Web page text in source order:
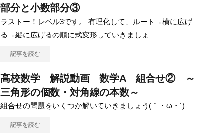
部分と小数部分③
ラストー！レベル3です。 有理化して、ルート→横に広げ
る→縦に広げるの順に式変形していきましょ
記事を読む
高校数学 解説動画 数学A 組合せ② ～
三角形の個数・対角線の本数～
組合せの問題をいくつか解いていきましょう(｀・ω・´)
記事を読む